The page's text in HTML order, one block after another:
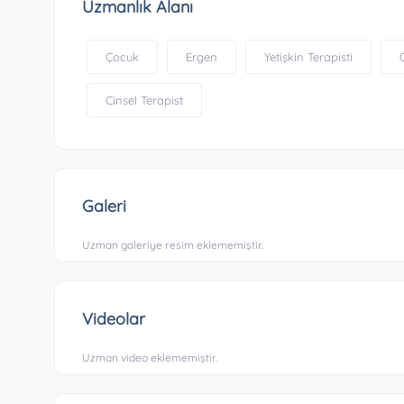
Uzmanlık Alanı
Çocuk Ergen Yetişkin Terapisti
Cinsel Terapist
Galeri
Uzman galeriye resim eklememiştir.
Videolar
Uzman video eklememiştir.